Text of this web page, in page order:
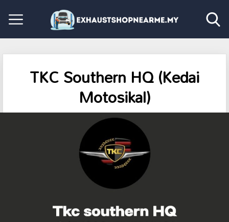
TKC Southern HQ (Kedai
Motosikal)